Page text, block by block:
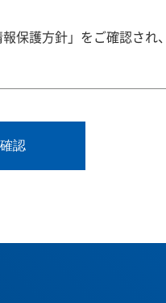
保護方針」をご確認され